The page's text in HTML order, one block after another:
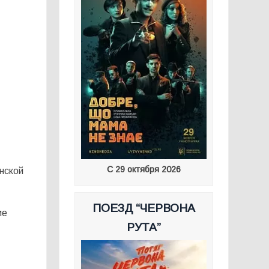
С 29 октября 2026
ПОЕЗД “ЧЕРВОНА
РУТА”